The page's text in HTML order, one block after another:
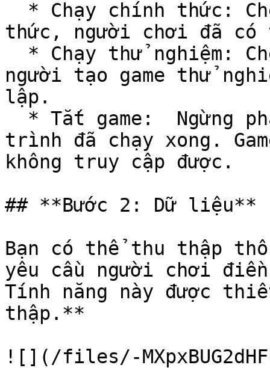
thức, người chơi đã có
người tạo game thử
lập.
trình đã chạy xong.
không truy cập được.
## **Bước 2: Dữ liệu**
Bạn có thể thu thập
yêu cầu người chơi
Tính năng này được
thập.**
![](/files/-